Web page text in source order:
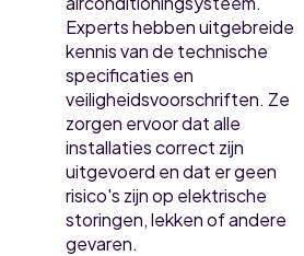
Experts hebben uitgebreide
kennis van de technische
specificaties en
veiligheidsvoorschriften. Ze
zorgen ervoor dat alle
installaties correct zijn
uitgevoerd en dat er geen
risico's zijn op elektrische
storingen, lekken of andere
gevaren.